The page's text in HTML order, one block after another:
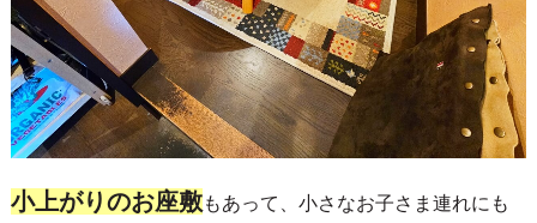
小上がりのお座敷もあって、小さなお子さま連れにも